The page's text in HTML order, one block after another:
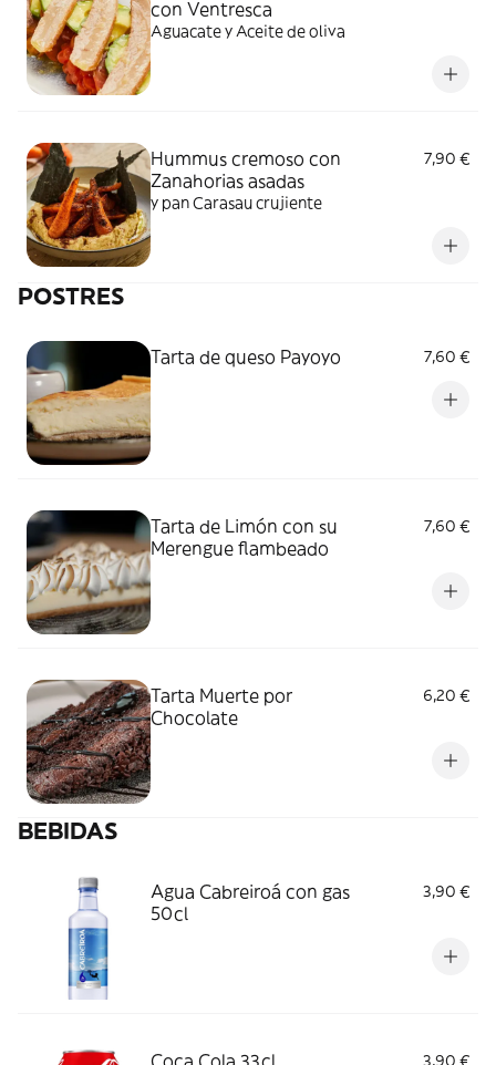
con Ventresca
Aguacate y Aceite de oliva
Hummus cremoso con
Zanahorias asadas
7,90 €
y pan Carasau crujiente
POSTRES
Tarta de queso Payoyo 7,60 €
Tarta de Limón con su
Merengue flambeado
7,60 €
Tarta Muerte por
Chocolate
6,20 €
BEBIDAS
Agua Cabreiroá con gas
50cl
3,90 €
Coca Cola 33cl 3,90 €